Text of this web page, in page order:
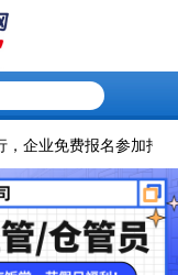
业免费报名参加招聘，